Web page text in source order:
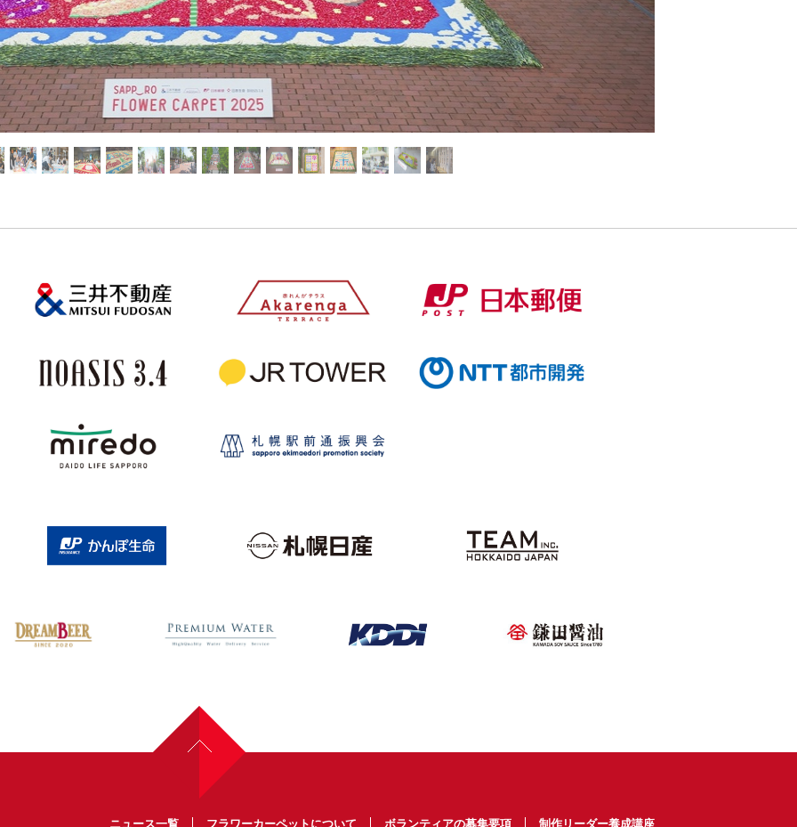
ニュース一覧 フラワーカーペットについて ボランティアの募集要項 制作リーダー養成講座